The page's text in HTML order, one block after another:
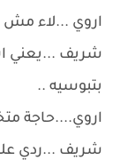
اروي ...لاء
شريف ...يعني
بتبوسيه ..
اروي....حاجة
شريف ...ردي